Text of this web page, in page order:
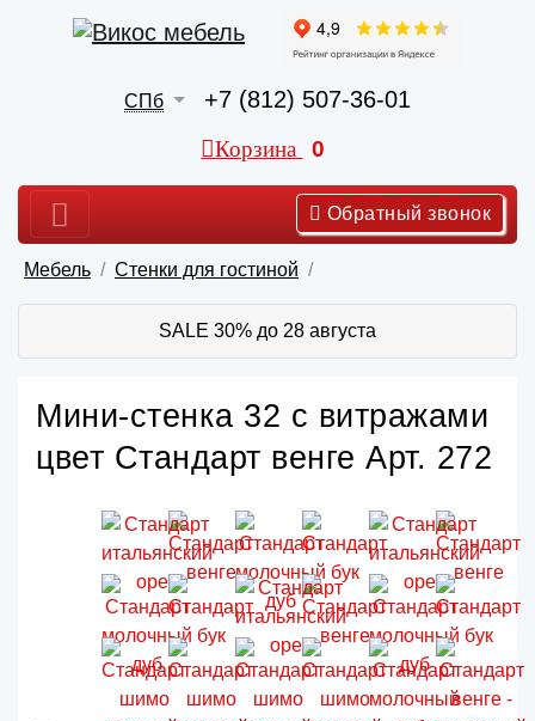
СПб +7 (812) 507-36-01
Корзина 0
Обратный звонок
Мебель Стенки для гостиной
SALE 30% до 28 августа
Мини-стенка 32 с витражами
цвет Стандарт венге Арт. 272